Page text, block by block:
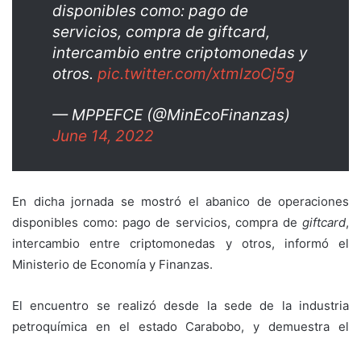
disponibles como: pago de
servicios, compra de giftcard,
intercambio entre criptomonedas y
otros. pic.twitter.com/xtmlzoCj5g
— MPPEFCE (@MinEcoFinanzas)
June 14, 2022
En dicha jornada se mostró el abanico de operaciones
disponibles como: pago de servicios, compra de giftcard,
intercambio entre criptomonedas y otros, informó el
Ministerio de Economía y Finanzas.
El encuentro se realizó desde la sede de la industria
petroquímica en el estado Carabobo, y demuestra el